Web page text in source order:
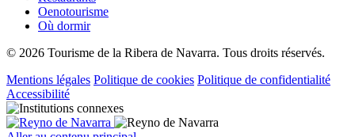
Oenotourisme
Où dormir
© 2026 Tourisme de la Ribera de Navarra. Tous droits réservés.
Mentions légales Politique de cookies Politique de confidentialité
Accessibilité